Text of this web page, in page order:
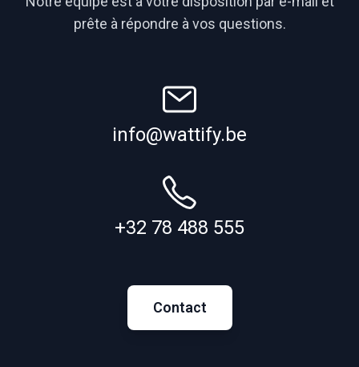
prête à répondre à vos questions.
info@wattify.be
+32 78 488 555
Contact